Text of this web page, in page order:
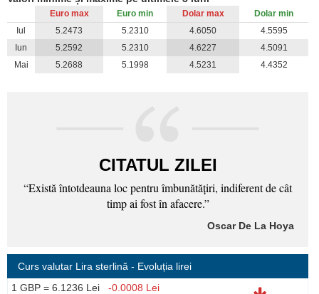
Euro max Euro min Dolar max
Dolar min
Iul
5.2473 5.2310 4.6050
4.5595
Iun
5.2592 5.2310 4.6227
4.5091
Mai
5.2688 5.1998 4.5231 4.4352
CITATUL ZILEI
“Există întotdeauna loc pentru îmbunătăţiri, indiferent de cât
timp ai fost în afacere.”
Oscar De La Hoya
Curs valutar Lira sterlină - Evoluția lirei
1 GBP = 6.1236 Lei
-0.0008 Lei